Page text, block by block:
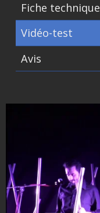
Fiche technique
Vidéo-test
Avis